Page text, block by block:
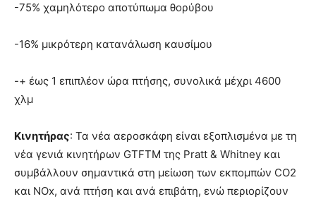
-75% χαμηλότερο αποτύπωμα θορύβου
-16% μικρότερη κατανάλωση καυσίμου
-+ έως 1 επιπλέον ώρα πτήσης, συνολικά μέχρι 4600
χλμ
Κινητήρας: Τα νέα αεροσκάφη είναι εξοπλισμένα με τη
νέα γενιά κινητήρων GTFTM της Pratt & Whitney και
συμβάλλουν σημαντικά στη μείωση των εκπομπών CO2
και NOx, ανά πτήση και ανά επιβάτη, ενώ περιορίζουν